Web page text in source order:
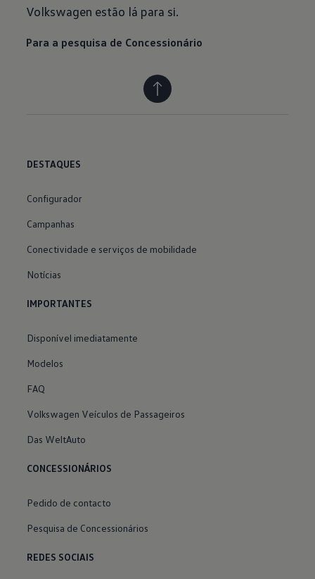
Volkswagen estão lá para si.
Para a pesquisa de Concessionário
DESTAQUES
Configurador
Campanhas
Conectividade e serviços de mobilidade
Notícias
IMPORTANTES
Disponível imediatamente
Modelos
FAQ
Volkswagen Veículos de Passageiros
Das WeltAuto
CONCESSIONÁRIOS
Pedido de contacto
Pesquisa de Concessionários
REDES SOCIAIS